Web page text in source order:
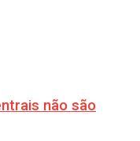
não são